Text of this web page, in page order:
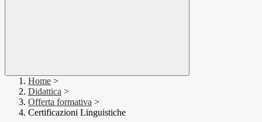
Home >
Didattica >
Offerta formativa >
Certificazioni Linguistiche